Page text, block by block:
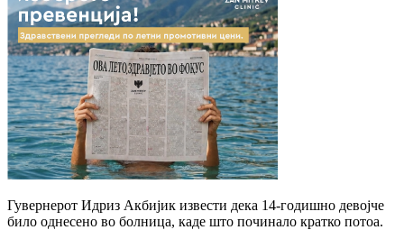
Гувернерот Идриз Акбијик извести дека 14-годишно девојче
било однесено во болница, каде што починало кратко потоа.